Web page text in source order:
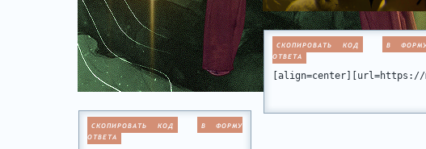
СКОПИРОВАТЬ КОД
В ФОРМУ
ОТВЕТА
СКОПИРОВАТЬ КОД
В
ОТВЕТА
[align=center][url=https://